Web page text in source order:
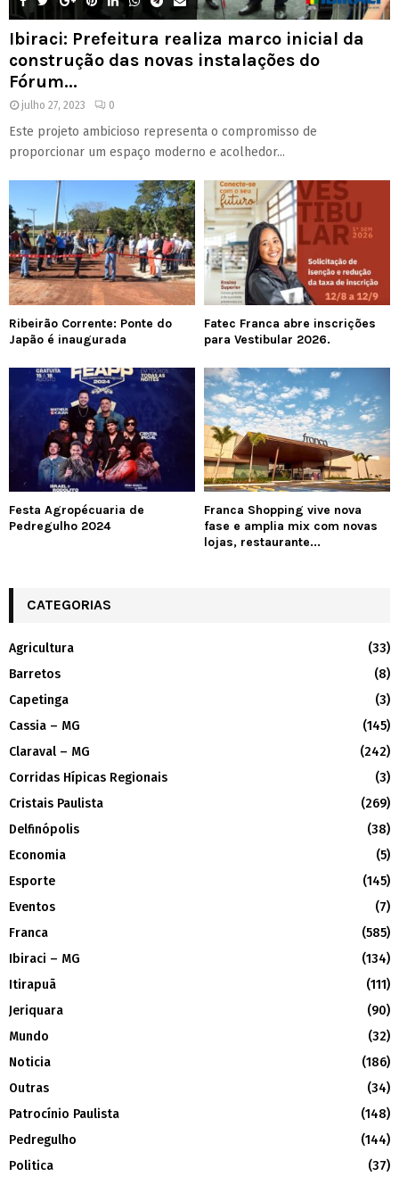
Ibiraci: Prefeitura realiza marco inicial da
construção das novas instalações do
Fórum...
julho 27, 2023 0
Este projeto ambicioso representa o compromisso de
proporcionar um espaço moderno e acolhedor...
Ribeirão Corrente: Ponte do
Japão é inaugurada
Fatec Franca abre inscrições
para Vestibular 2026.
Festa Agropécuaria de
Pedregulho 2024
Franca Shopping vive nova
fase e amplia mix com novas
lojas, restaurante...
CATEGORIAS
Agricultura
(33)
Barretos
(8)
Capetinga
(3)
Cassia – MG
(145)
Claraval – MG
(242)
Corridas Hípicas Regionais
(3)
Cristais Paulista
(269)
Delfinópolis
(38)
Economia
(5)
Esporte
(145)
Eventos
(7)
Franca
(585)
Ibiraci – MG
(134)
Itirapuã
(111)
Jeriquara
(90)
Mundo
(32)
Noticia
(186)
Outras
(34)
Patrocínio Paulista
(148)
Pedregulho
(144)
Politica
(37)